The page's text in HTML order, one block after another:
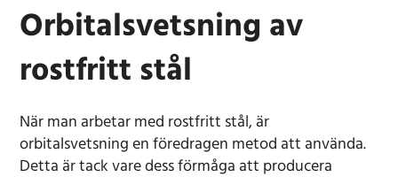
Orbitalsvetsning av
rostfritt stål
När man arbetar med rostfritt stål, är
orbitalsvetsning en föredragen metod att använda.
Detta är tack vare dess förmåga att producera